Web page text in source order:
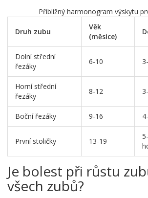
Přibližný harmonogram výskytu
Druh zubu
Věk
(měsíce)
Dolní střední
řezáky
6-10
Horní střední
řezáky
8-12
Boční řezáky 9-16
První stoličky 13-19
Je bolest při růstu
všech zubů?